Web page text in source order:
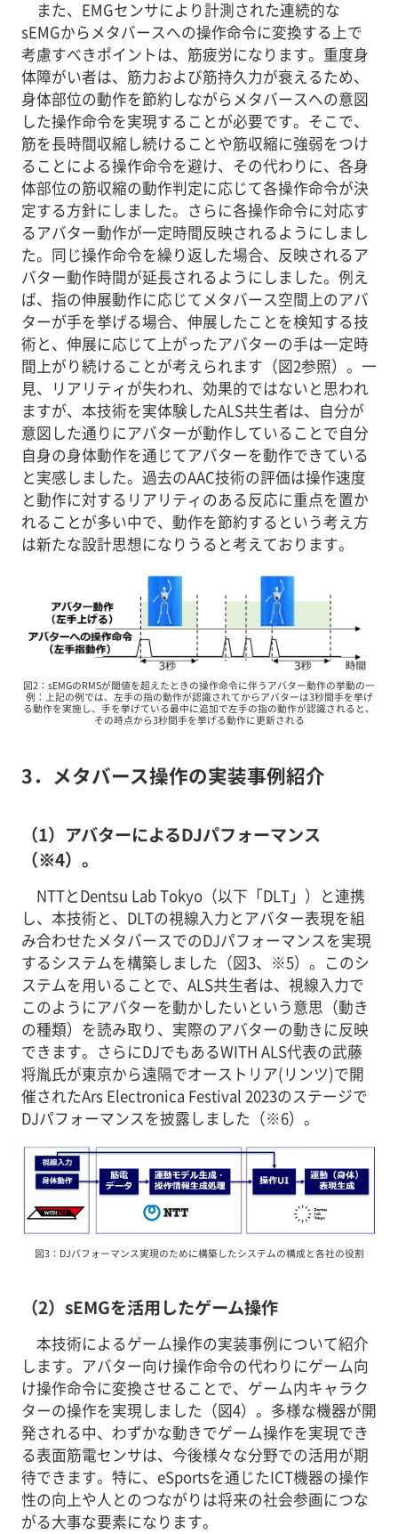
また、EMGセンサにより計測された連続的な
sEMGからメタバースへの操作命令に変換する上で
考慮すべきポイントは、筋疲労になります。重度身
体障がい者は、筋力および筋持久力が衰えるため、
身体部位の動作を節約しながらメタバースへの意図
した操作命令を実現することが必要です。そこで、
筋を長時間収縮し続けることや筋収縮に強弱をつけ
ることによる操作命令を避け、その代わりに、各身
体部位の筋収縮の動作判定に応じて各操作命令が決
定する方針にしました。さらに各操作命令に対応す
るアバター動作が一定時間反映されるようにしまし
た。同じ操作命令を繰り返した場合、反映されるア
バター動作時間が延長されるようにしました。例え
ば、指の伸展動作に応じてメタバース空間上のアバ
ターが手を挙げる場合、伸展したことを検知する技
術と、伸展に応じて上がったアバターの手は一定時
間上がり続けることが考えられます（図2参照）。一
見、リアリティが失われ、効果的ではないと思われ
ますが、本技術を実体験したALS共生者は、自分が
意図した通りにアバターが動作していることで自分
自身の身体動作を通じてアバターを動作できている
と実感しました。過去のAAC技術の評価は操作速度
と動作に対するリアリティのある反応に重点を置か
れることが多い中で、動作を節約するという考え方
は新たな設計思想になりうると考えております。
図2：sEMGのRMSが閾値を超えたときの操作命令に伴うアバター動作の挙動の一
例：上記の例では、左手の指の動作が認識されてからアバターは3秒間手を挙げ
る動作を実施し、手を挙げている最中に追加で左手の指の動作が認識されると、
その時点から3秒間手を挙げる動作に更新される
3．メタバース操作の実装事例紹介
（1）アバターによるDJパフォーマンス
（※4）。
NTTとDentsu Lab Tokyo（以下「DLT」）と連携
し、本技術と、DLTの視線入力とアバター表現を組
み合わせたメタバースでのDJパフォーマンスを実現
するシステムを構築しました（図3、※5）。このシ
ステムを用いることで、ALS共生者は、視線入力で
このようにアバターを動かしたいという意思（動き
の種類）を読み取り、実際のアバターの動きに反映
できます。さらにDJでもあるWITH ALS代表の武藤
将胤氏が東京から遠隔でオーストリア(リンツ)で開
催されたArs Electronica Festival 2023のステージで
DJパフォーマンスを披露しました（※6）。
図3：DJパフォーマンス実現のために構築したシステムの構成と各社の役割
（2）sEMGを活用したゲーム操作
本技術によるゲーム操作の実装事例について紹介
します。アバター向け操作命令の代わりにゲーム向
け操作命令に変換させることで、ゲーム内キャラク
ターの操作を実現しました（図4）。多様な機器が開
発される中、わずかな動きでゲーム操作を実現でき
る表面筋電センサは、今後様々な分野での活用が期
待できます。特に、eSportsを通じたICT機器の操作
性の向上や人とのつながりは将来の社会参画につな
がる大事な要素になります。